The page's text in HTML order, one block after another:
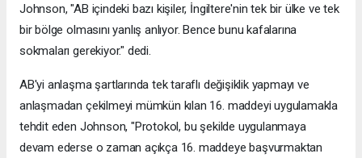
Johnson, "AB içindeki bazı kişiler, İngiltere'nin tek bir ülke ve tek
bir bölge olmasını yanlış anlıyor. Bence bunu kafalarına
sokmaları gerekiyor." dedi.
AB'yi anlaşma şartlarında tek taraflı değişiklik yapmayı ve
anlaşmadan çekilmeyi mümkün kılan 16. maddeyi uygulamakla
tehdit eden Johnson, "Protokol, bu şekilde uygulanmaya
devam ederse o zaman açıkça 16. maddeye başvurmaktan